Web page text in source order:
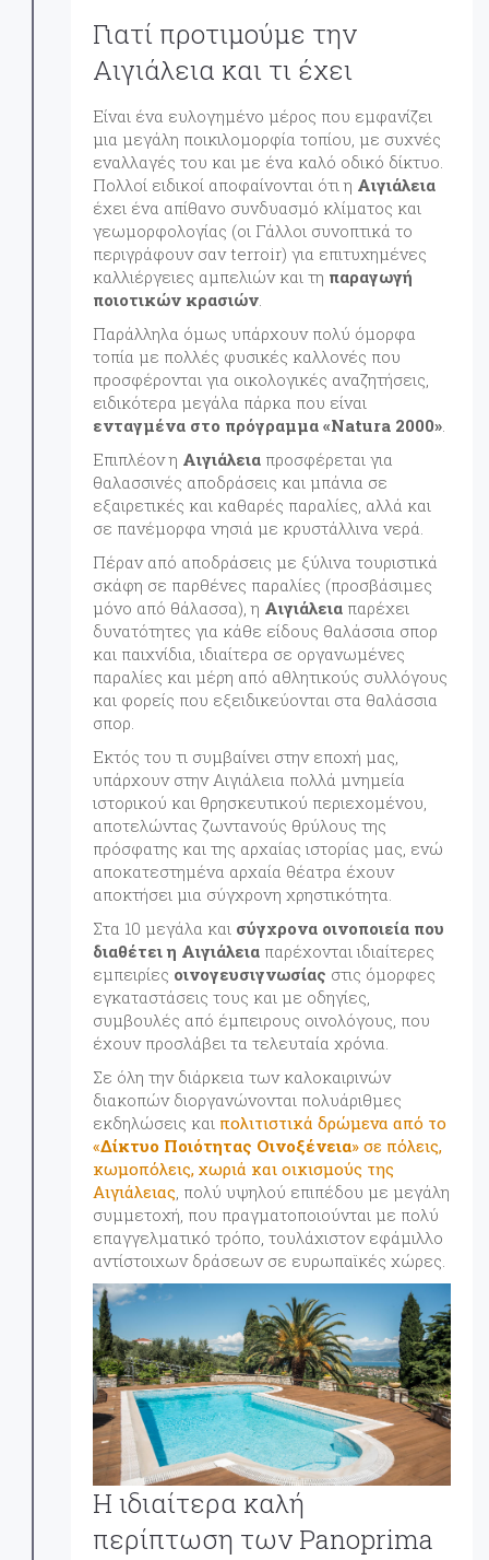
Γιατί προτιμούμε την
Αιγιάλεια και τι έχει
Είναι ένα ευλογημένο μέρος που εμφανίζει
μια μεγάλη ποικιλομορφία τοπίου, με συχνές
εναλλαγές του και με ένα καλό οδικό δίκτυο.
Πολλοί ειδικοί αποφαίνονται ότι η Αιγιάλεια
έχει ένα απίθανο συνδυασμό κλίματος και
γεωμορφολογίας (οι Γάλλοι συνοπτικά το
περιγράφουν σαν terroir) για επιτυχημένες
καλλιέργειες αμπελιών και τη παραγωγή
ποιοτικών κρασιών
Παράλληλα όμως υπάρχουν πολύ όμορφα
τοπία με πολλές φυσικές καλλονές που
προσφέρονται για οικολογικές αναζητήσεις,
ειδικότερα μεγάλα πάρκα που είναι
ενταγμένα στο πρόγραμμα «Natura 2000»
Επιπλέον η Αιγιάλεια προσφέρεται για
θαλασσινές αποδράσεις και μπάνια σε
εξαιρετικές και καθαρές παραλίες, αλλά και
σε πανέμορφα νησιά με κρυστάλλινα νερά.
Πέραν από αποδράσεις με ξύλινα τουριστικά
σκάφη σε παρθένες παραλίες (προσβάσιμες
μόνο από θάλασσα), η Αιγιάλεια παρέχει
δυνατότητες για κάθε είδους θαλάσσια σπορ
και παιχνίδια, ιδιαίτερα σε οργανωμένες
παραλίες και μέρη από αθλητικούς συλλόγους
και φορείς που εξειδικεύονται στα θαλάσσια
σπορ.
Εκτός του τι συμβαίνει στην εποχή μας,
υπάρχουν στην Αιγιάλεια πολλά μνημεία
ιστορικού και θρησκευτικού περιεχομένου,
αποτελώντας ζωντανούς θρύλους της
πρόσφατης και της αρχαίας ιστορίας μας, ενώ
αποκατεστημένα αρχαία θέατρα έχουν
αποκτήσει μια σύγχρονη χρηστικότητα.
Στα 10 μεγάλα και σύγχρονα οινοποιεία που
διαθέτει η Αιγιάλεια παρέχονται ιδιαίτερες
εμπειρίες οινογευσιγνωσίας στις όμορφες
εγκαταστάσεις τους και με οδηγίες,
συμβουλές από έμπειρους οινολόγους, που
έχουν προσλάβει τα τελευταία χρόνια.
Σε όλη την διάρκεια των καλοκαιρινών
διακοπών διοργανώνονται πολυάριθμες
εκδηλώσεις και πολιτιστικά δρώμενα από το
«Δίκτυο Ποιότητας Οινοξένεια» σε πόλεις,
κωμοπόλεις, χωριά και οικισμούς της
Αιγιάλειας , πολύ υψηλού επιπέδου με μεγάλη
συμμετοχή, που πραγματοποιούνται με πολύ
επαγγελματικό τρόπο, τουλάχιστον εφάμιλλο
αντίστοιχων δράσεων σε ευρωπαϊκές χώρες.
Η ιδιαίτερα καλή
περίπτωση των Panoprima